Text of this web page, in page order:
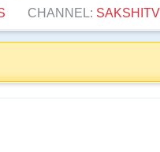
CHANNEL: SAKSHITV